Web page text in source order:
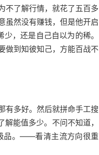
不了解行情，就花了五百多
虽然没有赚钱，但是他开启
，还是自己自以为的稀。
做到知彼知己，方能百战不
有多好。然后就拼命手工搜
能值多少。不问不知道，
品。——看清主流方向很重